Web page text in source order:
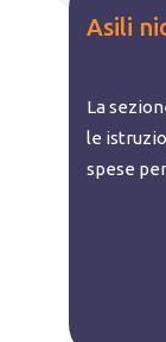
Asili
La
le
spese